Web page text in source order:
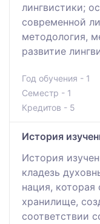
лингвистики;
современной
методология,
развитие
Год обучения - 1
Семестр - 1
Кредитов - 5
История
История
кладезь
нация, которая
хранилище,
соответствии